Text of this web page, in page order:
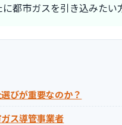
に都市ガスを引き込みた
びが重要なのか？
ス導管事業者